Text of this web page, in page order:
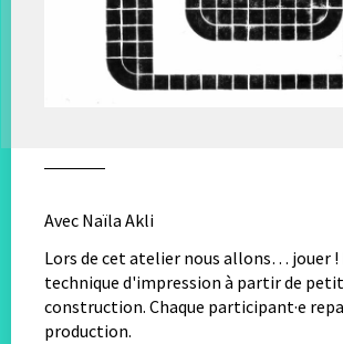
Avec Naïla Akli
Lors de cet atelier nous allons… jouer !
technique d'impression à partir de
construction. Chaque participant·e
production.